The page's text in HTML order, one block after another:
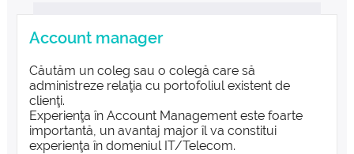
Account manager
Căutăm un coleg sau o colegă care să
administreze relaţia cu portofoliul existent de
clienţi.
Experienţa în Account Management este foarte
importantă, un avantaj major îl va constitui
experienţa în domeniul IT/Telecom.